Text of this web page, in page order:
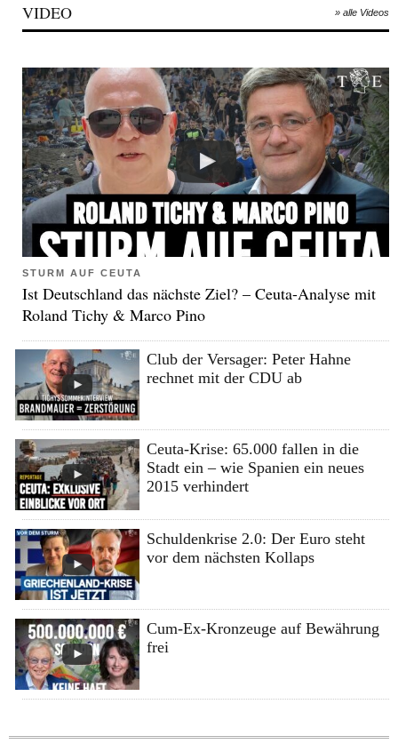
VIDEO » alle Videos
STURM AUF CEUTA
Ist Deutschland das nächste Ziel? – Ceuta-Analyse mit
Roland Tichy & Marco Pino
Club der Versager: Peter Hahne
rechnet mit der CDU ab
Ceuta-Krise: 65.000 fallen in die
Stadt ein – wie Spanien ein neues
2015 verhindert
Schuldenkrise 2.0: Der Euro steht
vor dem nächsten Kollaps
Cum-Ex-Kronzeuge auf Bewährung
frei